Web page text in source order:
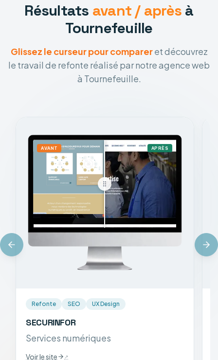
Résultats avant / après à
Tournefeuille
Glissez le curseur pour compareret découvrez
le travail de refonte réalisé par notre agence web
à Tournefeuille.
AVANT APRÈS
Refonte SEO UX Design
SECURINFOR
Services numériques
Voir le site